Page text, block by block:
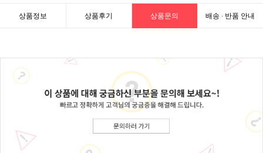
상품정보 상품후기 상품문의 배송 · 반품 안내